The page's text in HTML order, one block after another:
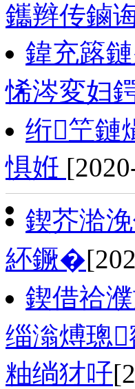
鑴辫传鏀
鍏充簬
悕涔変妇
绗笁鏈
惧姙
鍥芥湁
紑鐝�
鍥借祫
缁滃煿璁
粙绱犲吇